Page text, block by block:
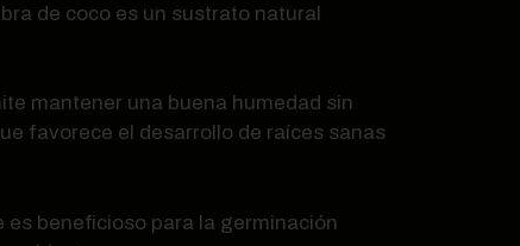
de coco es un sustrato natural
mantener una buena humedad sin
favorece el desarrollo de raíces sanas
beneficioso para la germinación